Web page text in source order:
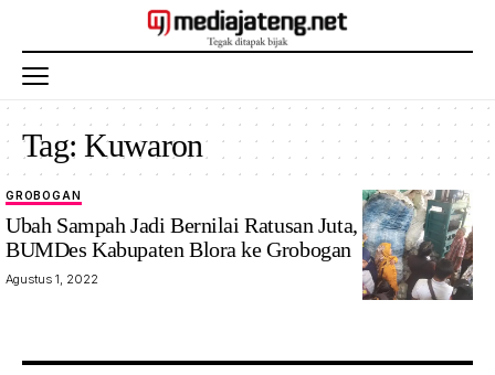
Tag:Kuwaron
GROBOGAN
Ubah Sampah Jadi Bernilai Ratusan Juta, Kades dan
BUMDes Kabupaten Blora ke Grobogan
Agustus 1, 2022